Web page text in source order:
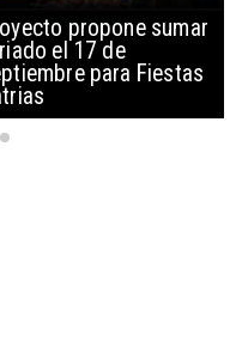
propone sumar
el 17 de
para Fiestas